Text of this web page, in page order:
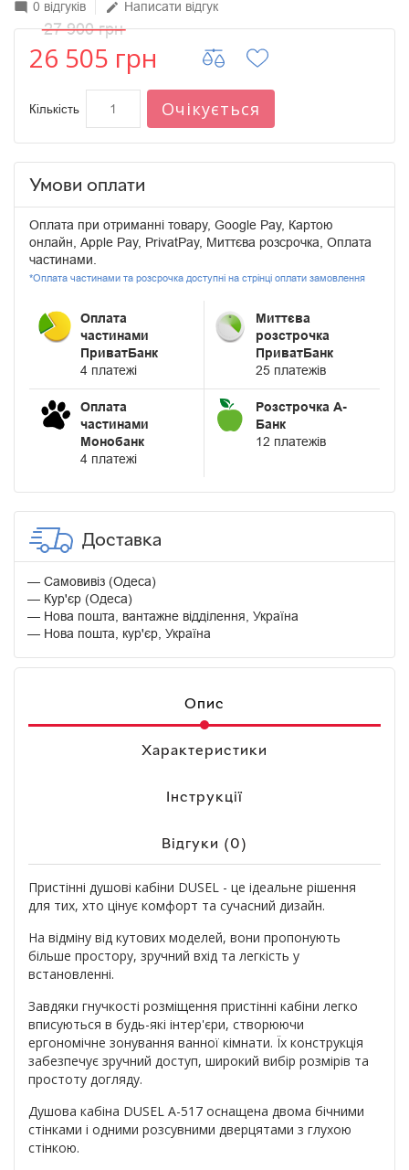
mode_comment 0 відгуків edit Написати відгук
27 900 грн
26 505 грн
Кількість Очікується
Умови оплати
Оплата при отриманні товару, Google Pay, Картою
онлайн, Apple Pay, PrivatPay, Миттєва розсрочка, Оплата
частинами.
*Оплата частинами та розсрочка доступні на стрінці оплати замовлення
Оплата
частинами
ПриватБанк
4 платежі
Миттєва
розстрочка
ПриватБанк
25 платежів
Оплата
частинами
Монобанк
4 платежі
Розстрочка А-
Банк
12 платежів
Доставка
Самовивіз (Одеса)
Кур'єр (Одеса)
Нова пошта, вантажне відділення, Україна
Нова пошта, кур'єр, Україна
Опис
Характеристики
Інструкції
Відгуки (0)
Пристінні душові кабіни DUSEL - це ідеальне рішення
для тих, хто цінує комфорт та сучасний дизайн.
На відміну від кутових моделей, вони пропонують
більше простору, зручний вхід та легкість у
встановленні.
Завдяки гнучкості розміщення пристінні кабіни легко
вписуються в будь-які інтер'єри, створюючи
ергономічне зонування ванної кімнати. Їх конструкція
забезпечує зручний доступ, широкий вибір розмірів та
простоту догляду.
Душова кабіна DUSEL A-517 оснащена двома бічними
стінками і одними розсувними дверцятами з глухою
стінкою.